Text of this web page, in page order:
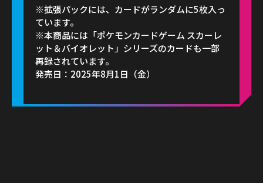
※拡張パックには、カードがランダムに5枚入っ
ています。
※本商品には「ポケモンカードゲーム スカーレ
ット＆バイオレット」シリーズのカードも一部
再録されています。
発売日：2025年8月1日（金）